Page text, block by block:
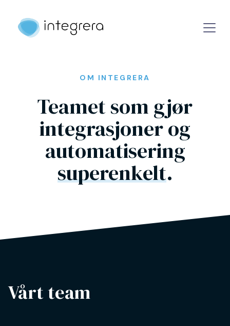
OM INTEGRERA
Teamet som gjør
integrasjoner og
automatisering
superenkelt.
Vårt team